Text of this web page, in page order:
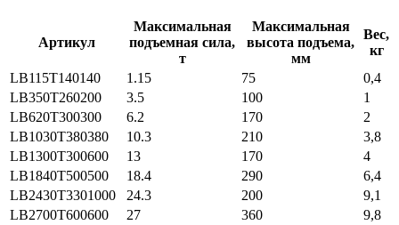
Артикул
Максимальная
подъемная сила,
т
Максимальная
высота подъема,
мм
Вес,
кг
LB115T140140
1.15 75
0,4
LB350T260200
3.5 100
1
LB620T300300
6.2 170
2
LB1030T380380
10.3 210
3,8
LB1300T300600
13 170
4
LB1840T500500
18.4 290
6,4
LB2430T3301000
24.3 200
9,1
LB2700T600600
27 360
9,8